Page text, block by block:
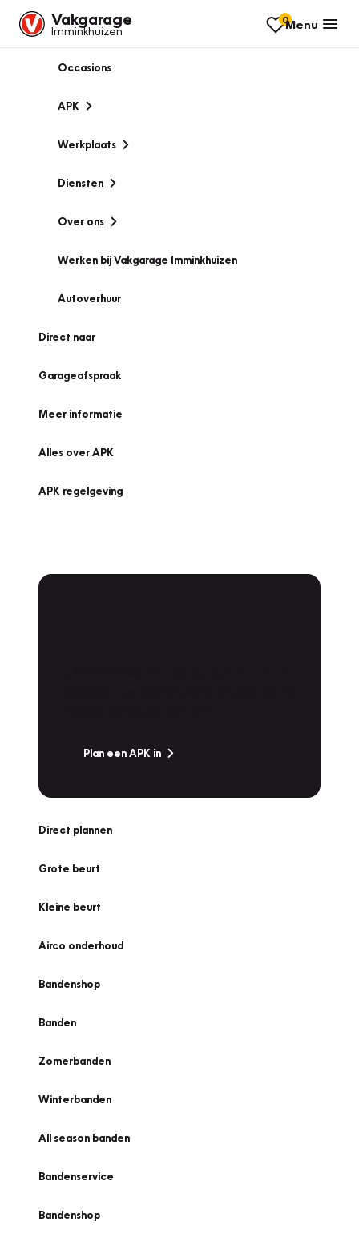
Vakgarage
Imminkhuizen
0Menu
Occasions
APK
Werkplaats
Diensten
Over ons
Werken bij Vakgarage Imminkhuizen
Autoverhuur
Direct naar
Garageafspraak
Meer informatie
Alles over APK
APK regelgeving
Plan een APK in
Direct plannen
Grote beurt
Kleine beurt
Airco onderhoud
Bandenshop
Banden
Zomerbanden
Winterbanden
All season banden
Bandenservice
Bandenshop